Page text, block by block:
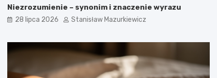
Niezrozumienie – synonim i znaczenie wyrazu
28 lipca 2026 Stanisław Mazurkiewicz